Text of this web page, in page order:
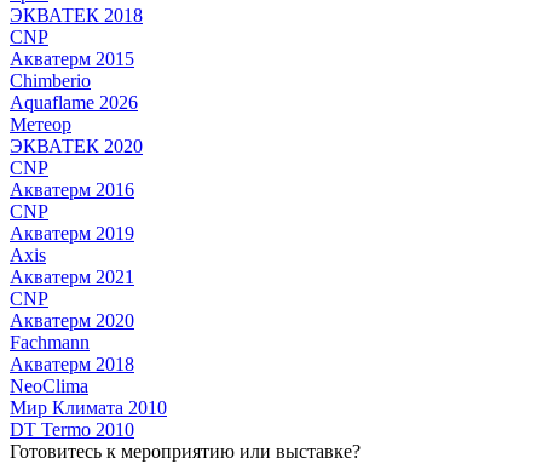
ЭКВАТЕК 2018
CNP
Акватерм 2015
Chimberio
Aquaflame 2026
Метеор
ЭКВАТЕК 2020
CNP
Акватерм 2016
CNP
Акватерм 2019
Axis
Акватерм 2021
CNP
Акватерм 2020
Fachmann
Акватерм 2018
NeoClima
Мир Климата 2010
DT Termo 2010
Готовитесь к мероприятию или выставке?